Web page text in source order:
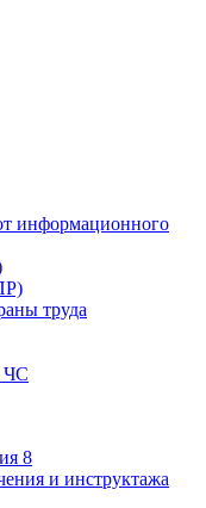
информационного
труда
ЧС
8
и инструктажа